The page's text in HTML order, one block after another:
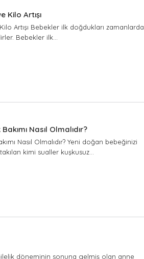
Kilo Artışı
Artışı Bebekler ilk doğdukları zamanlarda
Bebekler ilk…
Nasıl Olmalıdır?
Nasıl Olmalıdır? Yeni doğan bebeğinizi
kimi sualler kuşkusuz…
döneminin sonuna gelmiş olan anne